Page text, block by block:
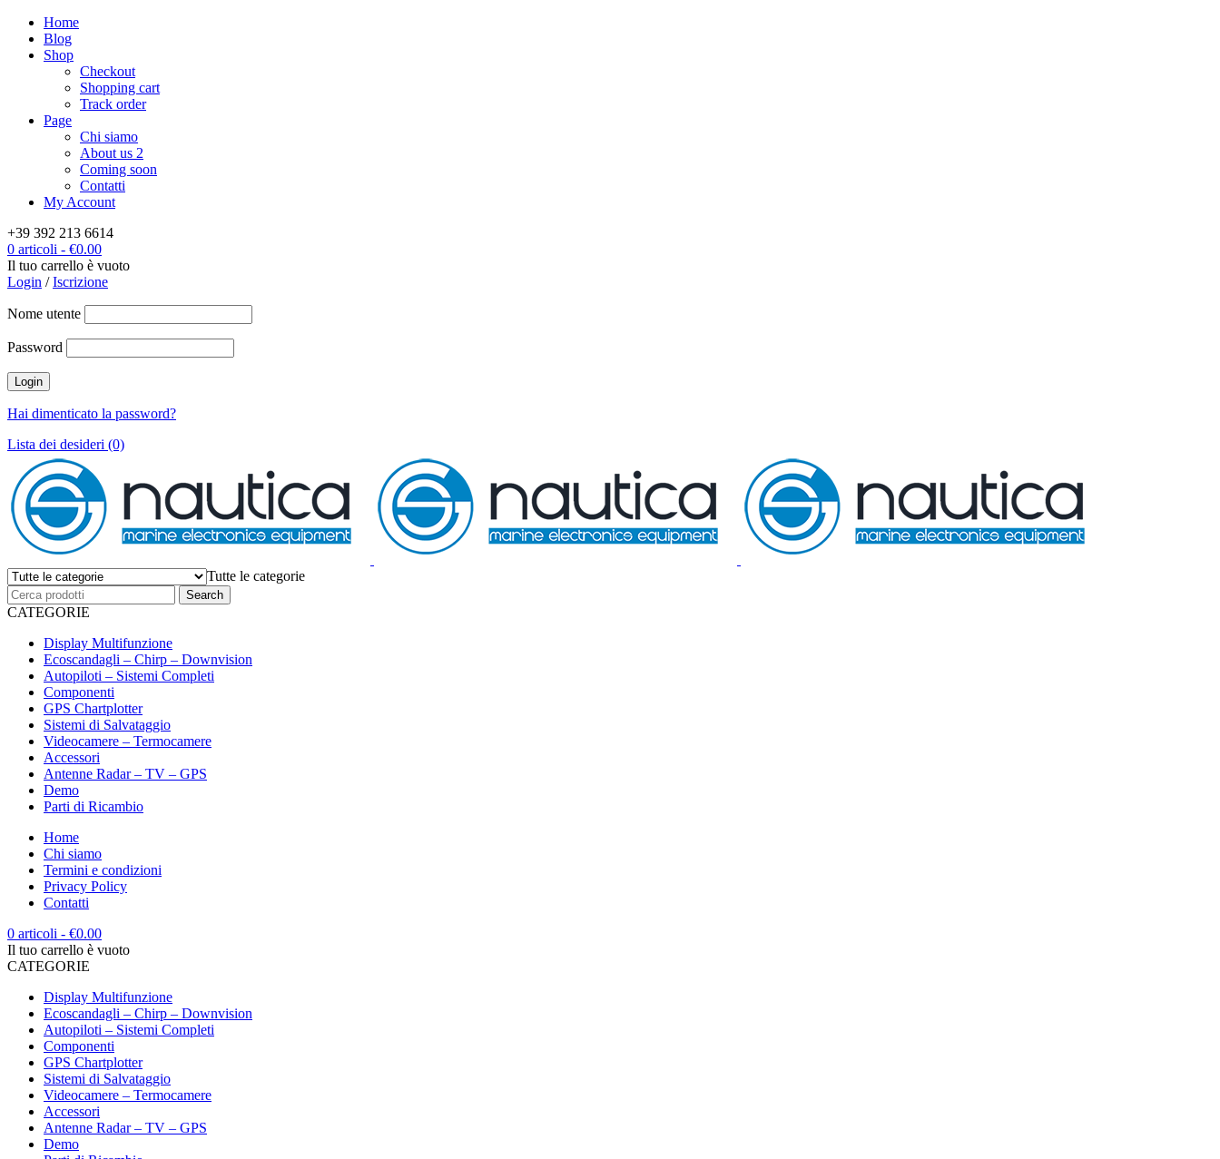
Home
Blog
Shop
Checkout
Shopping cart
Track order
Page
Chi siamo
About us 2
Coming soon
Contatti
My Account
+39 392 213 6614
0 articoli - €0.00
Il tuo carrello è vuoto
Login /Iscrizione
Nome utente
Password
Hai dimenticato la password?
Lista dei desideri (0)
Tutte le categorie
CATEGORIE
Display Multifunzione
Ecoscandagli – Chirp – Downvision
Autopiloti – Sistemi Completi
Componenti
GPS Chartplotter
Sistemi di Salvataggio
Videocamere – Termocamere
Accessori
Antenne Radar – TV – GPS
Demo
Parti di Ricambio
Home
Chi siamo
Termini e condizioni
Privacy Policy
Contatti
0 articoli - €0.00
Il tuo carrello è vuoto
CATEGORIE
Display Multifunzione
Ecoscandagli – Chirp – Downvision
Autopiloti – Sistemi Completi
Componenti
GPS Chartplotter
Sistemi di Salvataggio
Videocamere – Termocamere
Accessori
Antenne Radar – TV – GPS
Demo